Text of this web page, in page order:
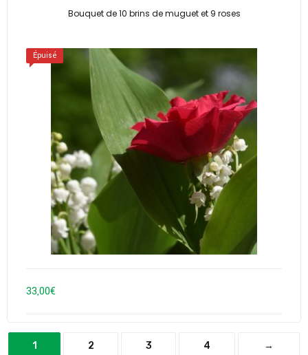
à
Bouquet de 10 brins de muguet et 9 roses
Épuisé
33,00€
1 2 3 4 →